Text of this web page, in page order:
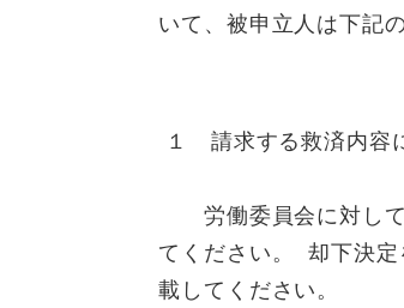
いて、被申立人は下記
１ 請求する救済内容
労働委員会に対して
てください。 却下決定
載して